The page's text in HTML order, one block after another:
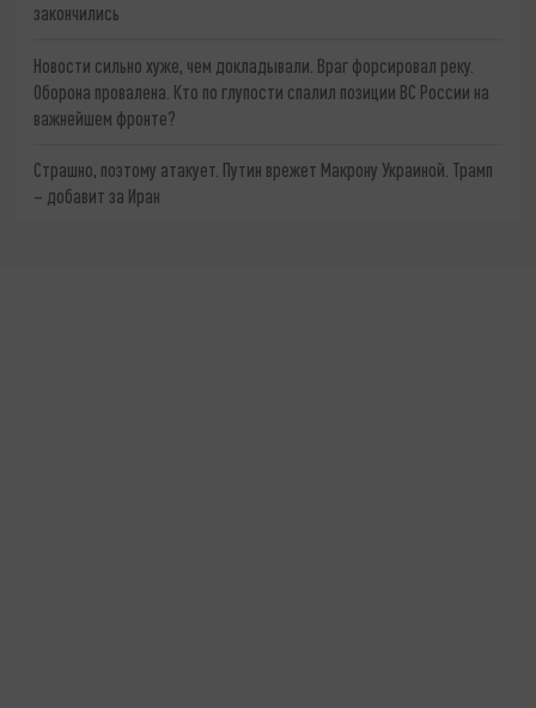
закончились
Новости сильно хуже, чем докладывали. Враг форсировал реку.
Оборона провалена. Кто по глупости спалил позиции ВС России на
важнейшем фронте?
Страшно, поэтому атакует. Путин врежет Макрону Украиной. Трамп
– добавит за Иран